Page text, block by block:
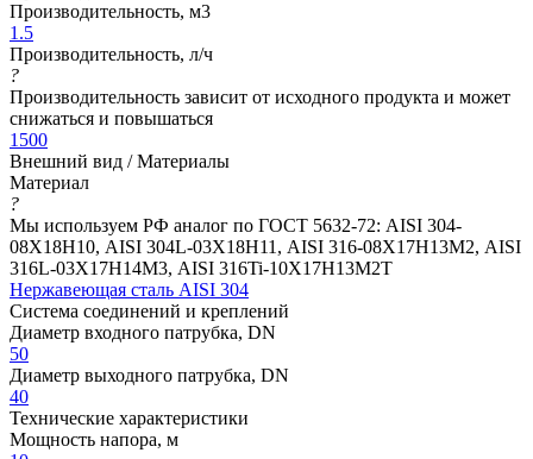
Производительность, м3
1.5
Производительность, л/ч
?
Производительность зависит от исходного продукта и может
снижаться и повышаться
1500
Внешний вид / Материалы
Материал
?
Мы используем РФ аналог по ГОСТ 5632-72: AISI 304-
08Х18Н10, AISI 304L-03Х18Н11, AISI 316-08Х17Н13М2, AISI
316L-03Х17Н14М3, AISI 316Ti-10Х17Н13М2Т
Нержавеющая сталь AISI 304
Система соединений и креплений
Диаметр входного патрубка, DN
50
Диаметр выходного патрубка, DN
40
Технические характеристики
Мощность напора, м